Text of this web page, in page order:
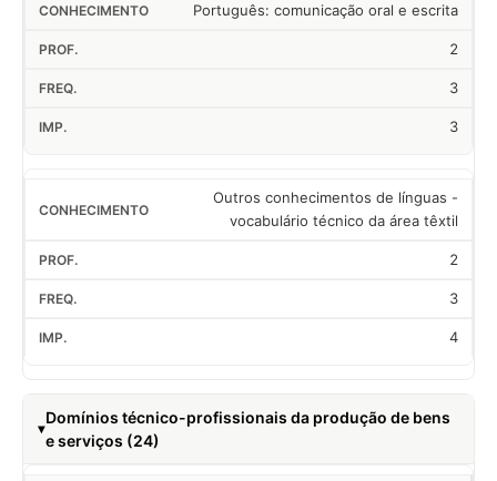
Português: comunicação oral e escrita
2
3
3
Outros conhecimentos de línguas -
vocabulário técnico da área têxtil
2
3
4
Domínios técnico-profissionais da produção de bens
e serviços (24)